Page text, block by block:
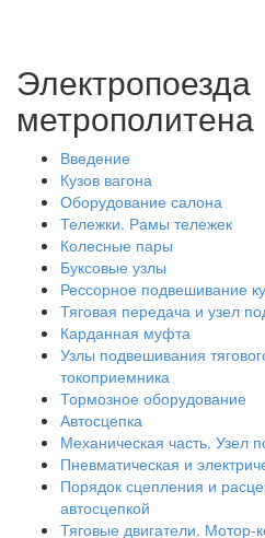
Электропоезда
метрополитена
Введение
Кузов вагона
Оборудование салона
Тележки. Рамы тележек
Колесные пары
Буксовые узлы
Рессорное подвешивание
Тяговая передача и узел
Карданная муфта
Узлы подвешивания
токоприемника
Тормозное оборудование
Автосцепка
Механическая часть. Узел
Пневматическая и
Порядок сцепления и
автосцепкой
Тяговые двигатели. Мотор-